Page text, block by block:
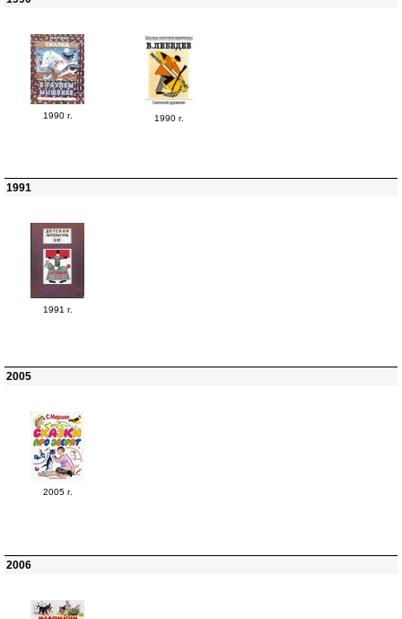
1990 г. 1990 г.
1991
1991 г.
2005
2005 г.
2006